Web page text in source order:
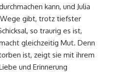
kann, und Julia
Wege gibt, trotz tiefster
so traurig es ist,
gleichzeitig Mut. Denn
ist, zeigt sie mit ihrem
und Erinnerung